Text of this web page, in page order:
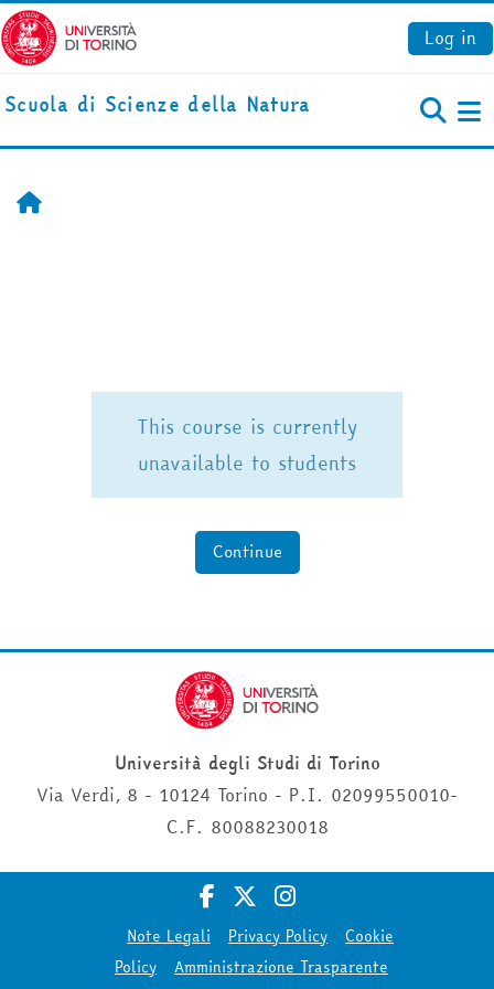
Skip to main content
Log in
Scuola di Scienze della Natura
Home
This course is currently
unavailable to students
Continue
Università degli Studi di Torino
Via Verdi, 8 - 10124 Torino - P.I. 02099550010-
C.F. 80088230018
Note Legali Privacy Policy
Cookie
Policy
Amministrazione Trasparente